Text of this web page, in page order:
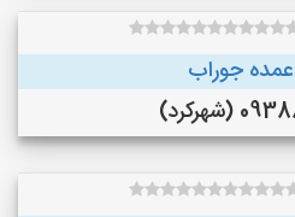
جوراب